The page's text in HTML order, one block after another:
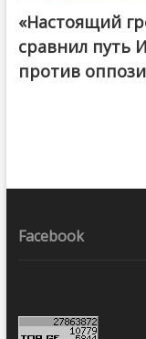
@ქართული ოცნება /
«Настоящий
сравнил путь
против
Facebook